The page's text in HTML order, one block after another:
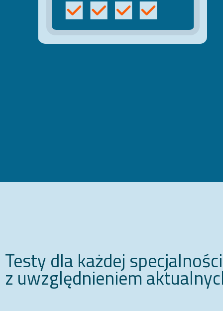
Testy dla każdej specjalności
z uwzględnieniem